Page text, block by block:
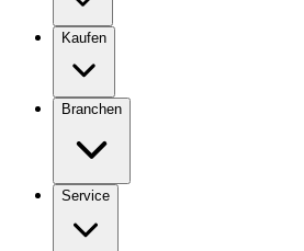
Kaufen
Branchen
Service